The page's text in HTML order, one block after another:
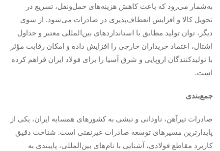
به‌شمار می‌رود که باعث کاهش هزینه‌های حمل‌ونقل، تسریع در
تحویل کالا و افزایش انعطاف‌پذیری در صادرات می‌شود. از سوی
دیگر، توان تولید مطابق با استانداردهای بین‌المللی معتبر و جداول
اشتال، اعتماد خریداران خارجی را افزایش داده و امکان رقابت مؤثر
با تولیدکنندگان اروپایی و شرق آسیا را برای فولاد ایران فراهم کرده
است.
جمع‌بندی
صادرات تیرآهن، ناودانی و نبشی به کشورهای همسایه ایران، یکی از
پایدارترین مسیرهای توسعه صادرات غیرنفتی است. شناخت دقیق
کاربرد مقاطع فولادی، آشنایی با نام‌های بین‌المللی، پایبندی به